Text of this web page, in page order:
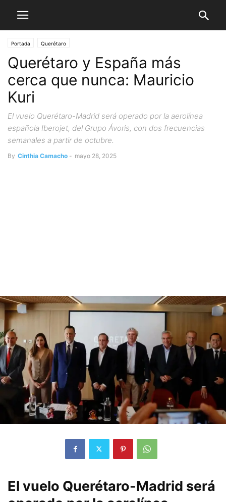
Portada Querétaro
Querétaro y España más
cerca que nunca: Mauricio
Kuri
El vuelo Querétaro-Madrid será operado por la aerolínea
española Iberojet, del Grupo Ávoris, con dos frecuencias
semanales a partir de octubre.
By Cinthia Camacho - mayo 28, 2025
El vuelo Querétaro-Madrid será